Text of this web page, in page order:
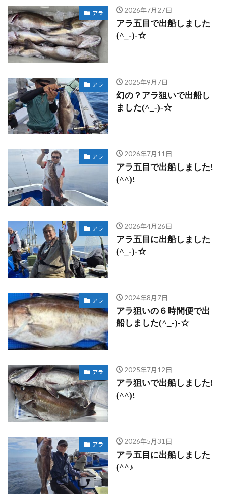
アラ 2026年7月27日
アラ五目で出船しました
(^_-)-☆
アラ 2025年9月7日
幻の？アラ狙いで出船し
ました(^_-)-☆
アラ 2026年7月11日
アラ五目で出船しました!
(^^)!
アラ 2026年4月26日
アラ五目に出船しました
(^_-)-☆
アラ 2024年8月7日
アラ狙いの６時間便で出
船しました(^_-)-☆
アラ 2025年7月12日
アラ狙いで出船しました!
(^^)!
アラ 2026年5月31日
アラ五目に出船しました
(^^♪